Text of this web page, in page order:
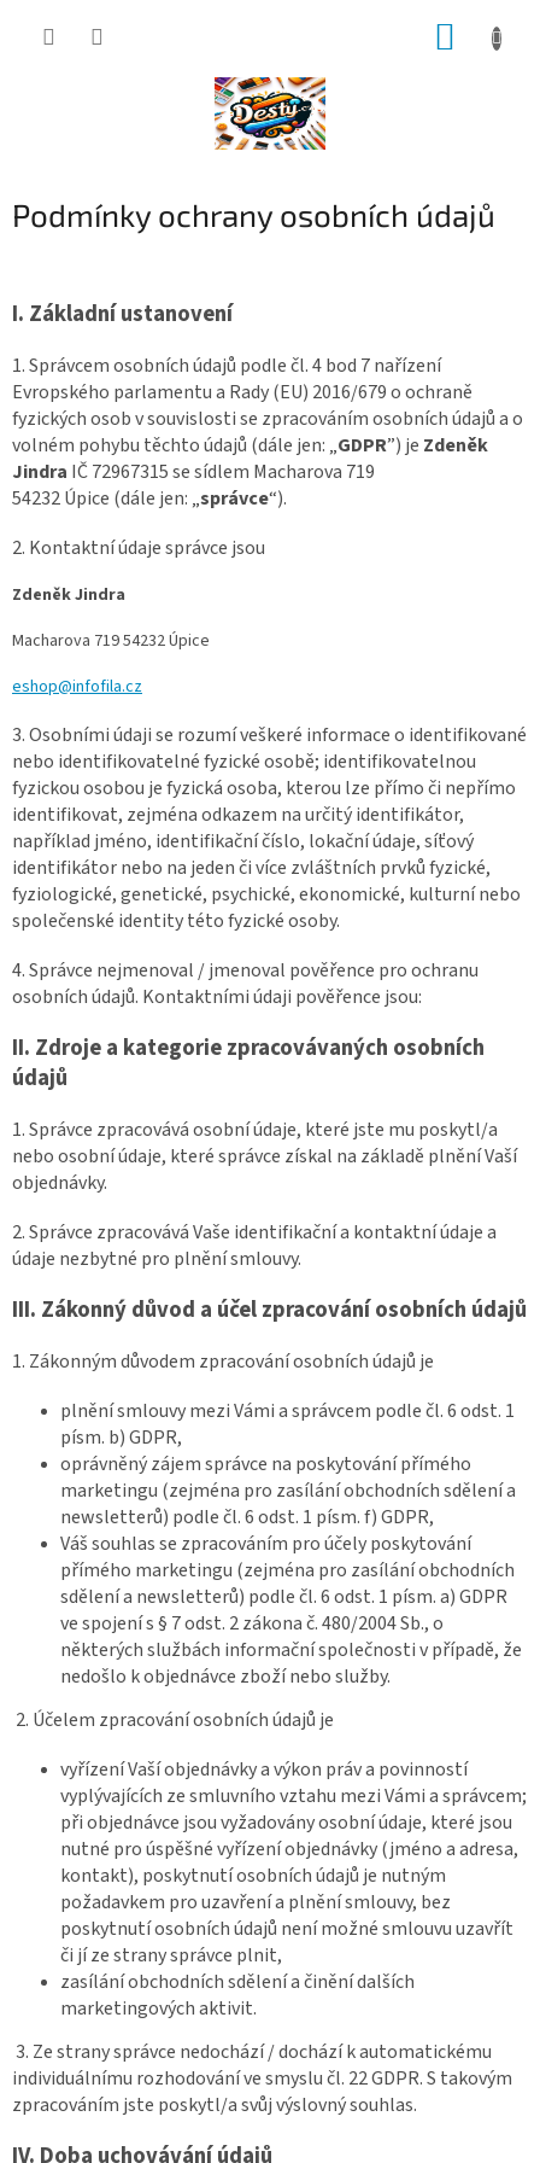
Podmínky ochrany osobních údajů
I. Základní ustanovení
1. Správcem osobních údajů podle čl. 4 bod 7 nařízení
Evropského parlamentu a Rady (EU) 2016/679 o ochraně
fyzických osob v souvislosti se zpracováním osobních údajů a o
volném pohybu těchto údajů (dále jen: „GDPR”) je Zdeněk
Jindra IČ72967315se sídlem Macharova 719
54232 Úpice (dále jen: „správce“).
2. Kontaktní údaje správce jsou
Zdeněk Jindra
Macharova 71954232 Úpice
eshop@infofila.cz
3. Osobními údaji se rozumí veškeré informace o identifikované
nebo identifikovatelné fyzické osobě; identifikovatelnou
fyzickou osobou je fyzická osoba, kterou lze přímo či nepřímo
identifikovat, zejména odkazem na určitý identifikátor,
například jméno, identifikační číslo, lokační údaje, síťový
identifikátor nebo na jeden či více zvláštních prvků fyzické,
fyziologické, genetické, psychické, ekonomické, kulturní nebo
společenské identity této fyzické osoby.
4. Správce nejmenoval / jmenoval pověřence pro ochranu
osobních údajů. Kontaktními údaji pověřence jsou:
II. Zdroje a kategorie zpracovávaných osobních
údajů
1. Správce zpracovává osobní údaje, které jste mu poskytl/a
nebo osobní údaje, které správce získal na základě plnění Vaší
objednávky.
2. Správce zpracovává Vaše identifikační a kontaktní údaje a
údaje nezbytné pro plnění smlouvy.
III. Zákonný důvod a účel zpracování osobních údajů
1. Zákonným důvodem zpracování osobních údajů je
plnění smlouvy mezi Vámi a správcem podle čl. 6 odst. 1
písm. b) GDPR,
oprávněný zájem správce na poskytování přímého
marketingu (zejména pro zasílání obchodních sdělení a
newsletterů) podle čl. 6 odst. 1 písm. f) GDPR,
Váš souhlas se zpracováním pro účely poskytování
přímého marketingu (zejména pro zasílání obchodních
sdělení a newsletterů) podle čl. 6 odst. 1 písm. a) GDPR
ve spojení s § 7 odst. 2 zákona č. 480/2004 Sb., o
některých službách informační společnosti v případě, že
nedošlo k objednávce zboží nebo služby.
2. Účelem zpracování osobních údajů je
vyřízení Vaší objednávky a výkon práv a povinností
vyplývajících ze smluvního vztahu mezi Vámi a správcem;
při objednávce jsou vyžadovány osobní údaje, které jsou
nutné pro úspěšné vyřízení objednávky (jméno a adresa,
kontakt), poskytnutí osobních údajů je nutným
požadavkem pro uzavření a plnění smlouvy, bez
poskytnutí osobních údajů není možné smlouvu uzavřít
či jí ze strany správce plnit,
zasílání obchodních sdělení a činění dalších
marketingových aktivit.
3. Ze strany správce nedochází / dochází k automatickému
individuálnímu rozhodování ve smyslu čl. 22 GDPR. S takovým
zpracováním jste poskytl/a svůj výslovný souhlas.
IV. Doba uchovávání údajů